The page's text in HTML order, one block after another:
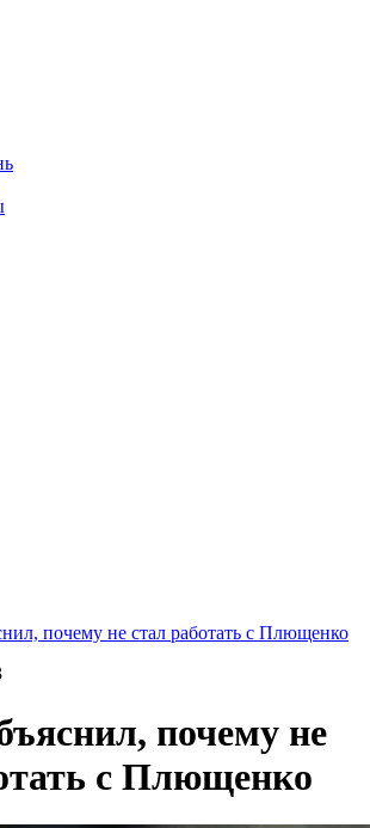
почему не стал работать с Плющенко
почему не
с Плющенко